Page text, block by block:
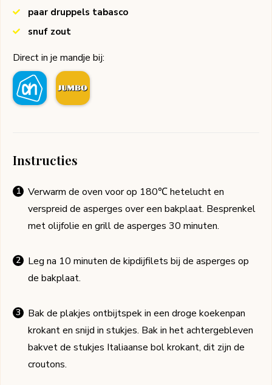
paar druppels tabasco
snuf zout
Direct in je mandje bij:
Instructies
Verwarm de oven voor op 180℃ hetelucht en
verspreid de asperges over een bakplaat. Besprenkel
met olijfolie en grill de asperges 30 minuten.
Leg na 10 minuten de kipdijfilets bij de asperges op
de bakplaat.
Bak de plakjes ontbijtspek in een droge koekenpan
krokant en snijd in stukjes. Bak in het achtergebleven
bakvet de stukjes Italiaanse bol krokant, dit zijn de
croutons.